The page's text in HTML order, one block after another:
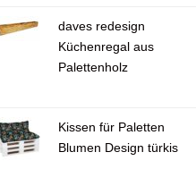
daves redesign
Küchenregal aus
Palettenholz
Kissen für Paletten
Blumen Design türkis